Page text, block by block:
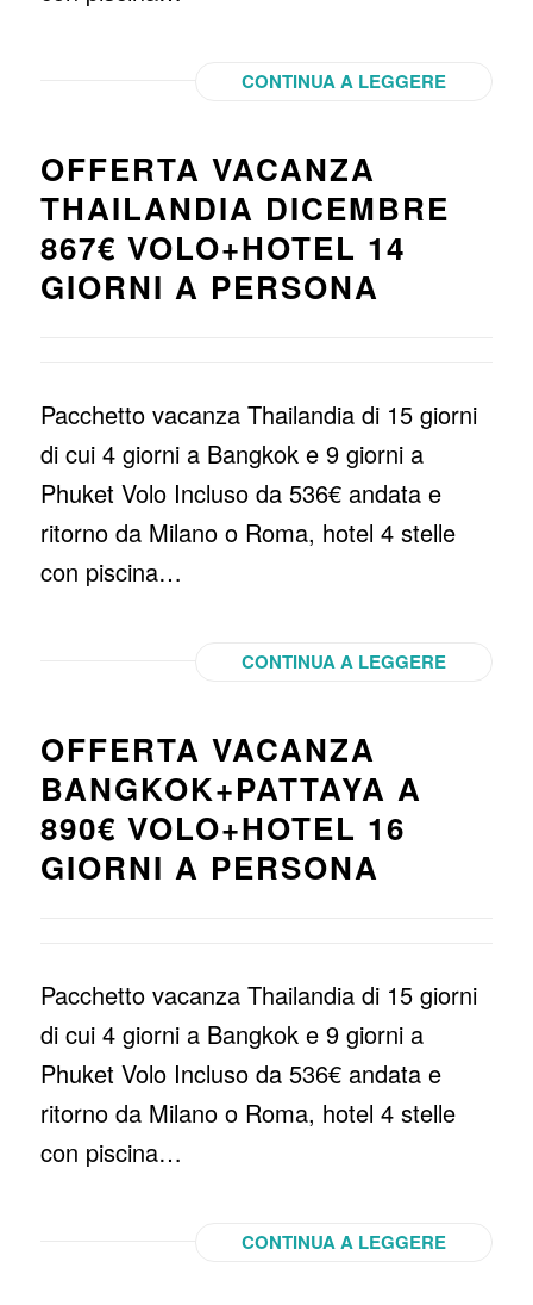
CONTINUA A LEGGERE
OFFERTA VACANZA
THAILANDIA DICEMBRE
867€ VOLO+HOTEL 14
GIORNI A PERSONA
Pacchetto vacanza Thailandia di 15 giorni
di cui 4 giorni a Bangkok e 9 giorni a
Phuket Volo Incluso da 536€ andata e
ritorno da Milano o Roma, hotel 4 stelle
con piscina…
CONTINUA A LEGGERE
OFFERTA VACANZA
BANGKOK+PATTAYA A
890€ VOLO+HOTEL 16
GIORNI A PERSONA
Pacchetto vacanza Thailandia di 15 giorni
di cui 4 giorni a Bangkok e 9 giorni a
Phuket Volo Incluso da 536€ andata e
ritorno da Milano o Roma, hotel 4 stelle
con piscina…
CONTINUA A LEGGERE